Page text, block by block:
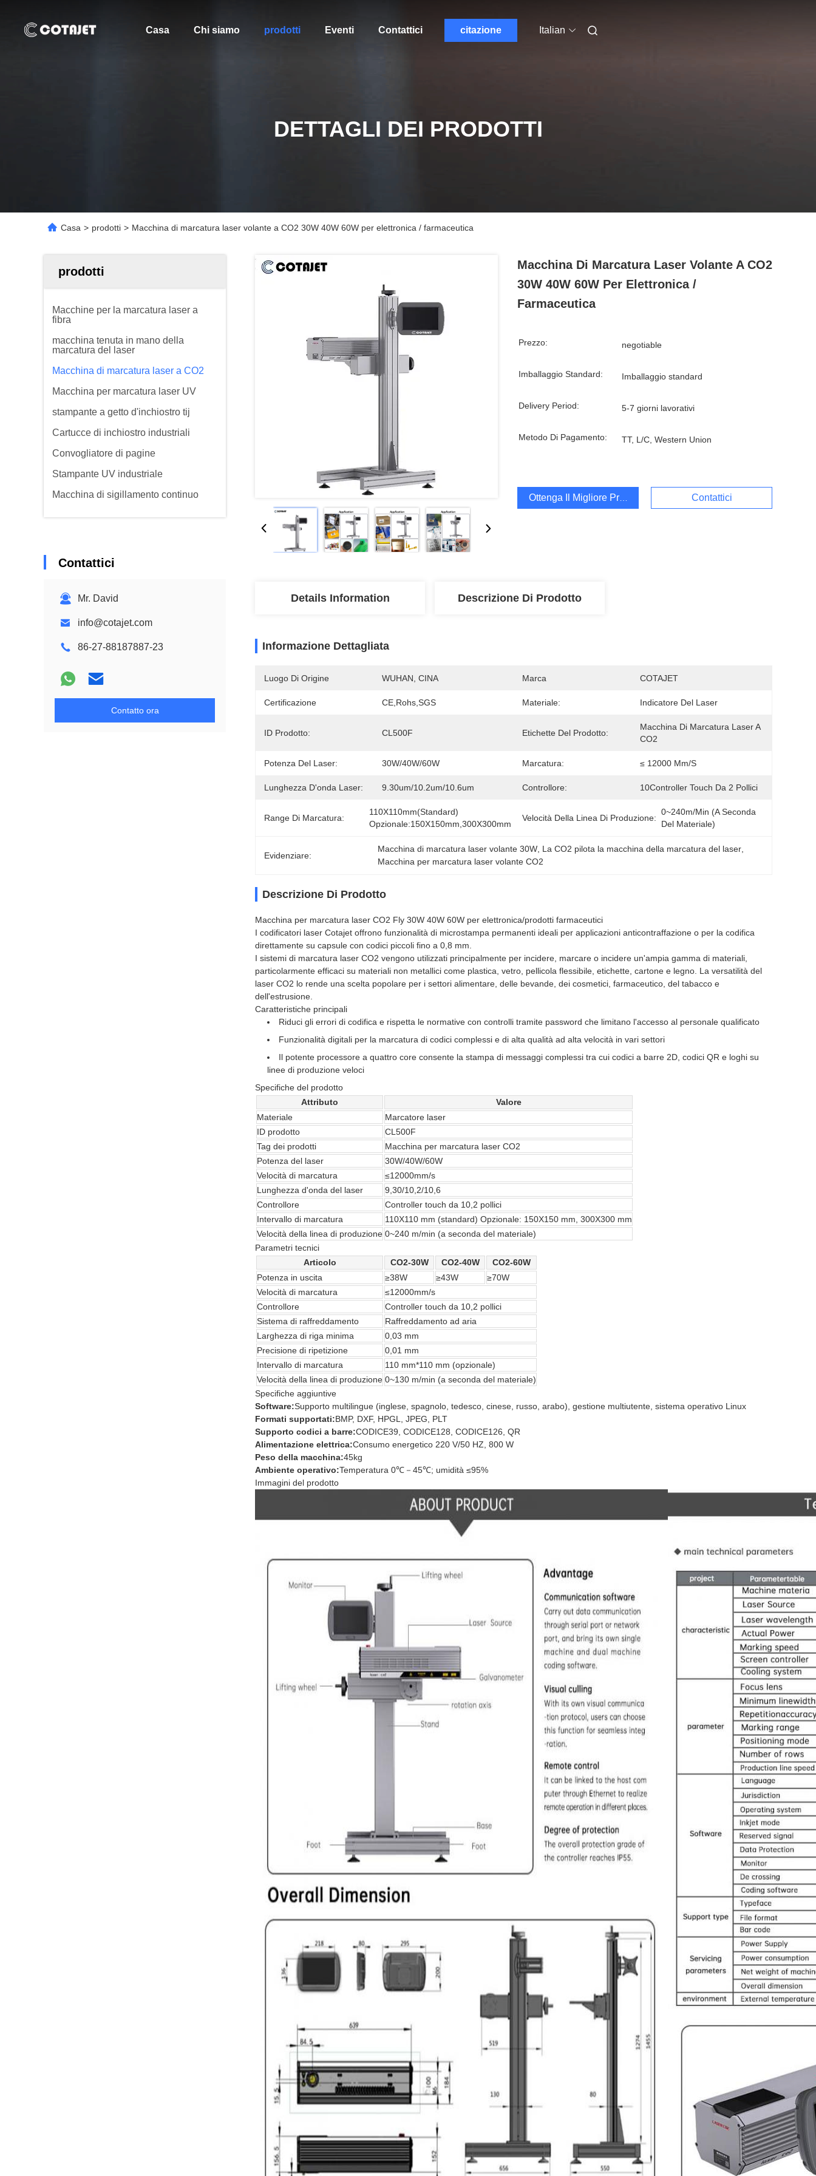
Casa Chi siamo prodotti Eventi Contattici citazione Italian
DETTAGLI DEI PRODOTTI
Casa > prodotti > Macchina di marcatura laser volante a CO2 30W 40W 60W per elettronica / farmaceutica
prodotti
Macchine per la marcatura laser a
fibra
macchina tenuta in mano della
marcatura del laser
Macchina di marcatura laser a CO2
Macchina per marcatura laser UV
stampante a getto d'inchiostro tij
Cartucce di inchiostro industriali
Convogliatore di pagine
Stampante UV industriale
Macchina di sigillamento continuo
Contattici
Mr. David
info@cotajet.com
86-27-88187887-23
Contatto ora
Macchina Di Marcatura Laser Volante A CO2
30W 40W 60W Per Elettronica /
Farmaceutica
Prezzo: negotiable
Imballaggio Standard: Imballaggio standard
Delivery Period: 5-7 giorni lavorativi
Metodo Di Pagamento: TT, L/C, Western Union
Ottenga Il Migliore Prezzo Contattici
Details Information Descrizione Di Prodotto
Informazione Dettagliata
Luogo Di Origine WUHAN, CINA Marca COTAJET
Certificazione CE,Rohs,SGS Materiale: Indicatore Del Laser
ID Prodotto: CL500F Etichette Del Prodotto:
Macchina Di Marcatura Laser A
CO2
Potenza Del Laser: 30W/40W/60W Marcatura: ≤ 12000 Mm/s
Lunghezza D'onda Laser: 9.30um/10.2um/10.6um Controllore: 10Controller Touch Da 2 Pollici
Range Di Marcatura:
110X110mm(Standard)
Opzionale:150X150mm,300X300mm
Velocità Della Linea Di Produzione:
0~240m/min (a Seconda
Del Materiale)
Evidenziare:
Macchina di marcatura laser volante 30W La CO2 pilota la macchina della marcatura del laser
Macchina per marcatura laser volante CO2
Descrizione Di Prodotto
Macchina per marcatura laser CO2 Fly 30W 40W 60W per elettronica/prodotti farmaceutici
I codificatori laser Cotajet offrono funzionalità di microstampa permanenti ideali per applicazioni anticontraffazione o per la codifica
direttamente su capsule con codici piccoli fino a 0,8 mm.
I sistemi di marcatura laser CO2 vengono utilizzati principalmente per incidere, marcare o incidere un'ampia gamma di materiali,
particolarmente efficaci su materiali non metallici come plastica, vetro, pellicola flessibile, etichette, cartone e legno. La versatilità del
laser CO2 lo rende una scelta popolare per i settori alimentare, delle bevande, dei cosmetici, farmaceutico, del tabacco e
dell'estrusione.
Caratteristiche principali
Riduci gli errori di codifica e rispetta le normative con controlli tramite password che limitano l'accesso al personale qualificato
Funzionalità digitali per la marcatura di codici complessi e di alta qualità ad alta velocità in vari settori
Il potente processore a quattro core consente la stampa di messaggi complessi tra cui codici a barre 2D, codici QR e loghi su
linee di produzione veloci
Specifiche del prodotto
Attributo
Valore
Materiale
Marcatore laser
ID prodotto
CL500F
Tag dei prodotti
Macchina per marcatura laser CO2
Potenza del laser
30W/40W/60W
Velocità di marcatura
≤12000mm/s
Lunghezza d'onda del laser
9,30/10,2/10,6
Controllore
Controller touch da 10,2 pollici
Intervallo di marcatura
110X110 mm (standard) Opzionale: 150X150 mm, 300X300 mm
Velocità della linea di produzione 0~240 m/min (a seconda del materiale)
Parametri tecnici
Articolo
CO2-30W CO2-40W
CO2-60W
Potenza in uscita
≥38W ≥43W
≥70W
Velocità di marcatura
≤12000mm/s
Controllore
Controller touch da 10,2 pollici
Sistema di raffreddamento
Raffreddamento ad aria
Larghezza di riga minima
0,03 mm
Precisione di ripetizione
0,01 mm
Intervallo di marcatura
110 mm*110 mm (opzionale)
Velocità della linea di produzione 0~130 m/min (a seconda del materiale)
Specifiche aggiuntive
Software:Supporto multilingue (inglese, spagnolo, tedesco, cinese, russo, arabo), gestione multiutente, sistema operativo Linux
Formati supportati:BMP, DXF, HPGL, JPEG, PLT
Supporto codici a barre:CODICE39, CODICE128, CODICE126, QR
Alimentazione elettrica:Consumo energetico 220 V/50 HZ, 800 W
Peso della macchina:45kg
Ambiente operativo:Temperatura 0℃－45℃; umidità ≤95%
Immagini del prodotto